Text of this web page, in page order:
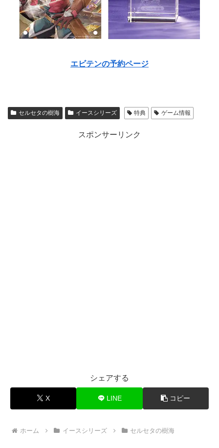
エビテンの予約ページ
セルセタの樹海 イースシリーズ 特典 ゲーム情報
スポンサーリンク
シェアする
X LINE コピー
ホーム イースシリーズ セルセタの樹海